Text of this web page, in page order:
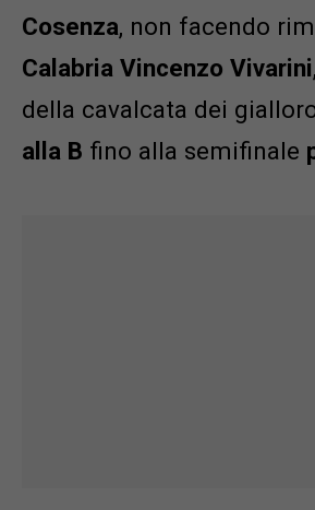
Cosenza, non facendo
Calabria Vincenzo Vivarini
della cavalcata dei
alla B fino alla semifinale